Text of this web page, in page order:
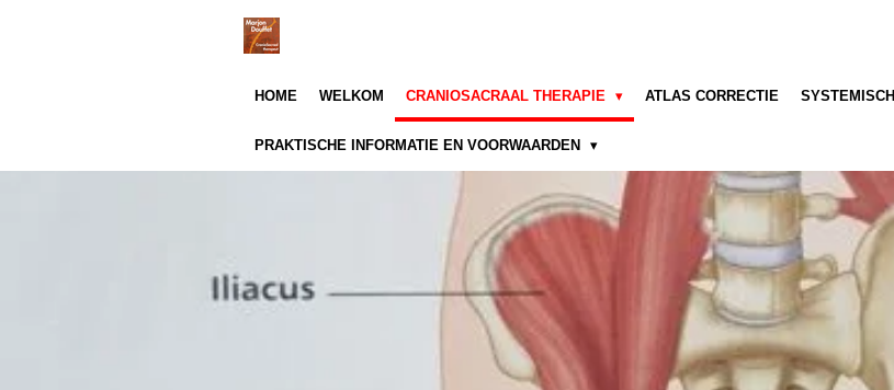
HOME WELKOM CRANIOSACRAAL THERAPIE ATLAS CORRECTIE
PRAKTISCHE INFORMATIE EN VOORWAARDEN